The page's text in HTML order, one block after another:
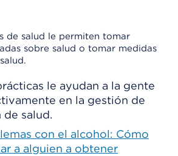
de salud le permiten tomar
sobre salud o tomar medidas
le ayudan a la gente
en la gestión de
salud.
con el alcohol: Cómo
a alguien a obtener